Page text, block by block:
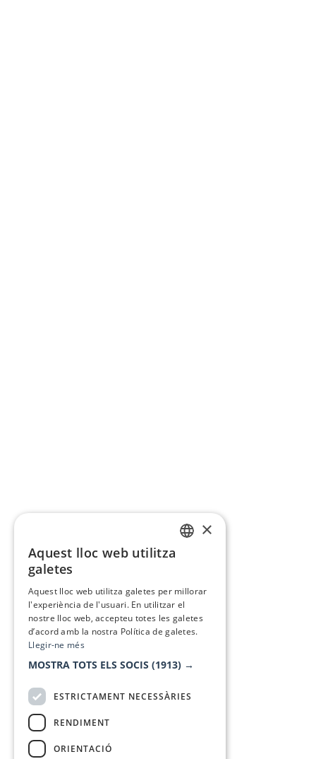
×
Aquest lloc web utilitza
galetes
Aquest lloc web utilitza galetes per millorar
l'experiència de l'usuari. En utilitzar el
nostre lloc web, accepteu totes les galetes
d’acord amb la nostra Política de galetes.
Llegir-ne més
MOSTRA TOTS ELS SOCIS (1913) →
ESTRICTAMENT NECESSÀRIES
RENDIMENT
ORIENTACIÓ